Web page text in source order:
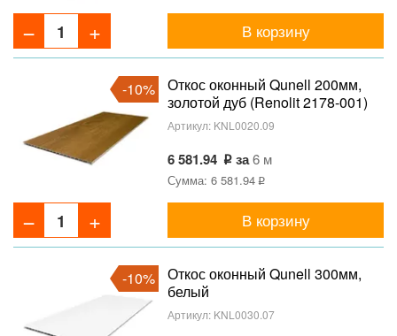
В корзину
-10%
Откос оконный Qunell 200мм,
золотой дуб (Renolit 2178-001)
Артикул: KNL0020.09
6 581.94 за6 м
Сумма: 6 581.94
В корзину
-10%
Откос оконный Qunell 300мм,
белый
Артикул: KNL0030.07